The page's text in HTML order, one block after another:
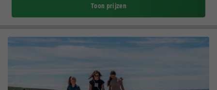
Toon prijzen